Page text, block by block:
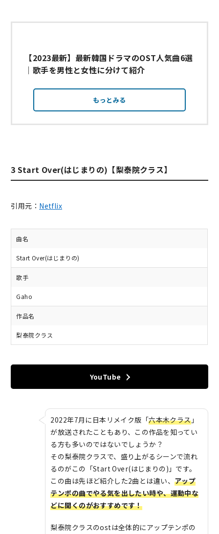
【2023最新】最新韓国ドラマのOST人気曲6選
｜歌手を男性と女性に分けて紹介
もっとみる
3 Start Over(はじまりの)【梨泰院クラス】
引用元： Netflix
曲名
Start Over(はじまりの)
歌手
Gaho
作品名
梨泰院クラス
YouTube
2022年7月に日本リメイク版「六本木クラス」
が放送されたこともあり、この作品を知ってい
る方も多いのではないでしょうか？
その梨泰院クラスで、盛り上がるシーンで流れ
るのがこの「Start Over(はじまりの)」です。
この曲は先ほど紹介した2曲とは違い、 アップ
テンポの曲でやる気を出したい時や、運動中な
どに聞くのがおすすめです！
梨泰院クラスのostは全体的にアップテンポの